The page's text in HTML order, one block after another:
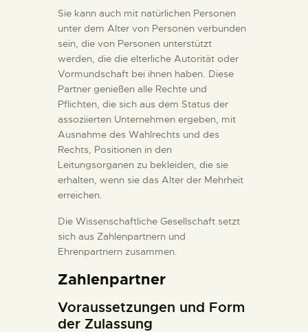
DIENSTLEISTUNGEN
DIGITALE RESSOURCEN
DEUTSCH
Sie kann auch mit natürlichen Personen
unter dem Alter von Personen verbunden
sein, die von Personen unterstützt
werden, die die elterliche Autorität oder
Vormundschaft bei ihnen haben. Diese
Partner genießen alle Rechte und
Pflichten, die sich aus dem Status der
assoziierten Unternehmen ergeben, mit
Ausnahme des Wahlrechts und des
Rechts, Positionen in den
Leitungsorganen zu bekleiden, die sie
erhalten, wenn sie das Alter der Mehrheit
erreichen.
Die Wissenschaftliche Gesellschaft setzt
sich aus Zahlenpartnern und
Ehrenpartnern zusammen.
Zahlenpartner
Voraussetzungen und Form
der Zulassung